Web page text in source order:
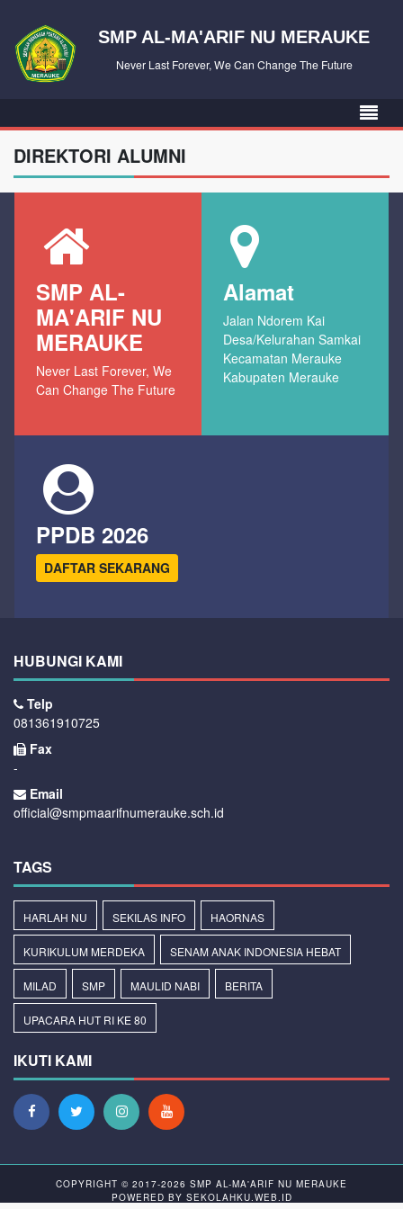
SMP AL-MA'ARIF NU MERAUKE
Never Last Forever, We Can Change The Future
DIREKTORI ALUMNI
SMP AL-
MA'ARIF NU
MERAUKE
Never Last Forever, We
Can Change The Future
Alamat
Jalan Ndorem Kai
Desa/Kelurahan Samkai
Kecamatan Merauke
Kabupaten Merauke
PPDB 2026
DAFTAR SEKARANG
HUBUNGI KAMI
Telp
081361910725
Fax
-
Email
official@smpmaarifnumerauke.sch.id
TAGS
HARLAH NU SEKILAS INFO HAORNAS
KURIKULUM MERDEKA SENAM ANAK INDONESIA HEBAT
MILAD SMP MAULID NABI BERITA
UPACARA HUT RI KE 80
IKUTI KAMI
COPYRIGHT © 2017-2026 SMP AL-MA'ARIF NU MERAUKE
POWERED BY SEKOLAHKU.WEB.ID